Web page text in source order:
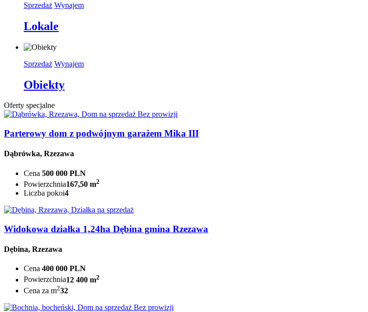
Sprzedaż Wynajem
Lokale
Sprzedaż Wynajem
Obiekty
Oferty specjalne
Bez prowizji
Parterowy dom z podwójnym garażem Mika III
Dąbrówka, Rzezawa
Cena 500 000 PLN
Powierzchnia167,50 m2
Liczba pokoi4
Widokowa działka 1,24ha Dębina gmina Rzezawa
Dębina, Rzezawa
Cena 400 000 PLN
Powierzchnia12 400 m2
Cena za m232
Bez prowizji